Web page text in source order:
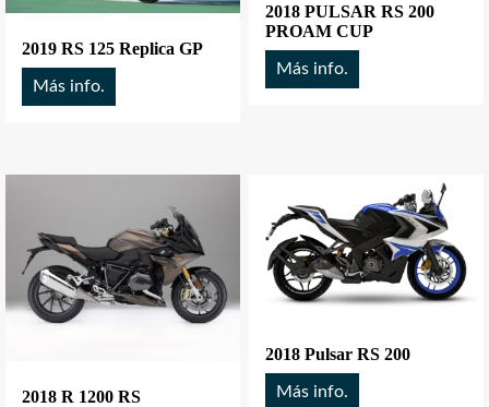
2019 RS 125 Replica GP
Más info.
2018 PULSAR RS 200
PROAM CUP
Más info.
2018 R 1200 RS
2018 Pulsar RS 200
Más info.